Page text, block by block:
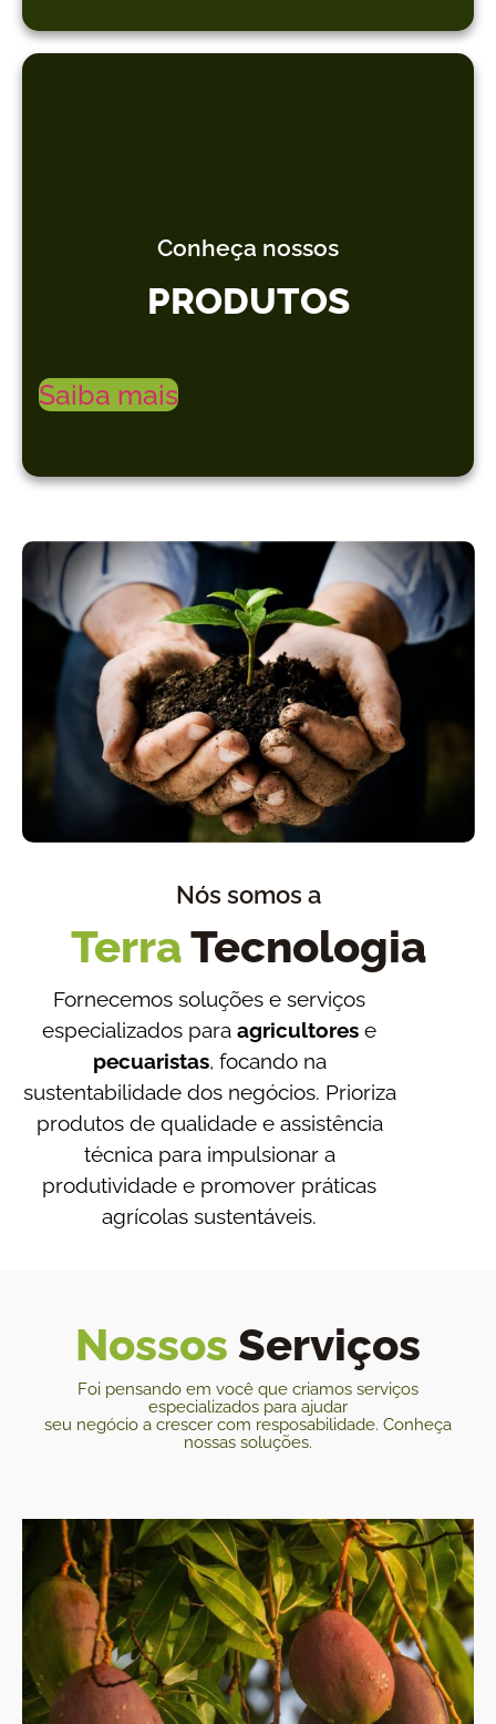
Conheça nossos
PRODUTOS
Saiba mais
Nós somos a
TerraTecnologia
Fornecemos soluções e serviços
especializados paraagricultores e
pecuaristas, focando na
sustentabilidade dos negócios. Prioriza
produtos de qualidade e assistência
técnica para impulsionar a
produtividade e promover práticas
agrícolas sustentáveis.
Nossos Serviços
Foi pensando em você que criamos serviços
especializados para ajudar
seu negócio a crescer com resposabilidade. Conheça
nossas soluções.